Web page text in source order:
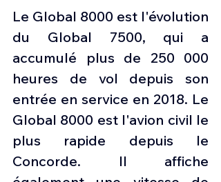
Le Global 8000 est l'évolution
du Global 7500, qui a
accumulé plus de 250 000
heures de vol depuis son
entrée en service en 2018. Le
Global 8000 est l'avion civil le
plus rapide depuis le
Concorde. Il affiche